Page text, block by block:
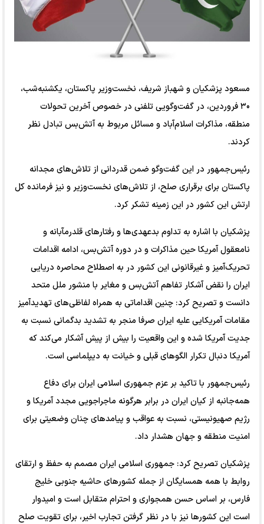
مسعود پزشکیان و شهباز شریف، نخست‌وزیر پاکستان، یکشنبه‌شب،
۳۰ فروردین، در گفت‌وگویی تلفنی در خصوص آخرین تحولات
منطقه، مذاکرات اسلام‌آباد و مسائل مربوط به آتش‌بس تبادل نظر
کردند.
رئیس‌جمهور در این گفت‌و‌گو ضمن قدردانی از تلاش‌های مجدانه
پاکستان برای برقراری صلح، از تلاش‌های نخست‌وزیر و نیز فرمانده کل
ارتش این کشور در این زمینه تشکر کرد.
پزشکیان با اشاره به تداوم بدعهدی‌ها و رفتار‌های قلدرمآبانه و
نامعقول آمریکا حین مذاکرات و در دوره آتش‌بس، ادامه اقدامات
تحریک‌آمیز و غیرقانونی این کشور در به اصطلاح محاصره دریایی
ایران را نقض آشکار تفاهم آتش‌بس و مغایر با منشور ملل متحد
دانست و تصریح کرد: چنین اقداماتی به همراه لفاظی‌های تهدیدآمیز
مقامات آمریکایی علیه ایران صرفا منجر به تشدید بدگمانی نسبت به
جدیت آمریکا شده و این واقعیت را بیش از پیش آشکار می‌کند که
آمریکا دنبال تکرار الگو‌های قبلی و خیانت به دیپلماسی است.
رئیس‌جمهور با تاکید بر عزم جمهوری اسلامی ایران برای دفاع
همه‌جانبه از کیان ایران در برابر هرگونه ماجراجویی مجدد آمریکا و
رژیم صهیونیستی، نسبت به عواقب و پیامد‌های چنان وضعیتی برای
امنیت منطقه و جهان هشدار داد.
پزشکیان تصریح کرد: جمهوری اسلامی ایران مصمم به حفظ و ارتقای
روابط با همه همسایگان از جمله کشور‌های حاشیه جنوبی خلیج
فارس، بر اساس حسن همجواری و احترام متقابل است و امیدوار
است این کشور‌ها نیز با در نظر گرفتن تجارب اخیر، برای تقویت صلح